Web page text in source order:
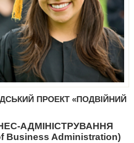
ПРОЕКТ «ПОДВІЙНИЙ
АДМІНІСТРУВАННЯ
Business Administration)